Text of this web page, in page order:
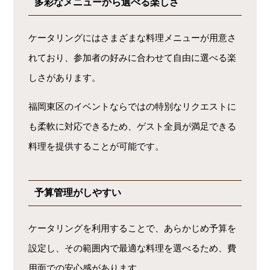
多彩なメニューから選べる楽しさ
ケータリングにはさまざまな料理メニューが用意さ
れており、参加者の好みに合わせて自由に選べる楽
しさがあります。
福岡東区のイベントならではの特別なリクエストに
も柔軟に対応できるため、ゲスト全員が満足できる
料理を提供することが可能です。
予算管理がしやすい
ケータリングを利用することで、あらかじめ予算を
設定し、その範囲内で最適な料理を選べるため、費